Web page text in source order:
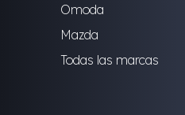
Omoda
Mazda
Todas las marcas